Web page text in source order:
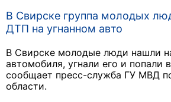
В Свирске группа молодых
ДТП на угнанном авто
В Свирске молодые люди нашли
автомобиля, угнали его и попали
сообщает пресс-служба ГУ МВД
области.